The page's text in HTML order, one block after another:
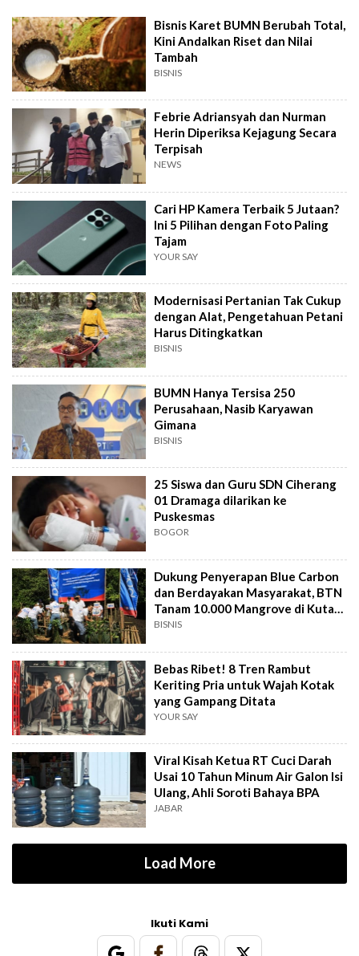
Bisnis Karet BUMN Berubah Total,
Kini Andalkan Riset dan Nilai
Tambah
BISNIS
Febrie Adriansyah dan Nurman
Herin Diperiksa Kejagung Secara
Terpisah
NEWS
Cari HP Kamera Terbaik 5 Jutaan?
Ini 5 Pilihan dengan Foto Paling
Tajam
YOUR SAY
Modernisasi Pertanian Tak Cukup
dengan Alat, Pengetahuan Petani
Harus Ditingkatkan
BISNIS
BUMN Hanya Tersisa 250
Perusahaan, Nasib Karyawan
Gimana
BISNIS
25 Siswa dan Guru SDN Ciherang
01 Dramaga dilarikan ke
Puskesmas
BOGOR
Dukung Penyerapan Blue Carbon
dan Berdayakan Masyarakat, BTN
Tanam 10.000 Mangrove di Kuta
Bali
BISNIS
Bebas Ribet! 8 Tren Rambut
Keriting Pria untuk Wajah Kotak
yang Gampang Ditata
YOUR SAY
Viral Kisah Ketua RT Cuci Darah
Usai 10 Tahun Minum Air Galon Isi
Ulang, Ahli Soroti Bahaya BPA
JABAR
Load More
Ikuti Kami